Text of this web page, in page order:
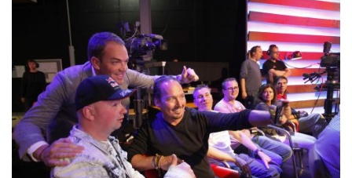
GP AZERBEIDZJAN 2026 24 - 26 sep
Kwalificatie
vr 14:00 - 15:00
Race
za 13:00 - 15:00
Kwalificatie
za 15:00 - 16:00
Race
zo 14:00 - 16:00